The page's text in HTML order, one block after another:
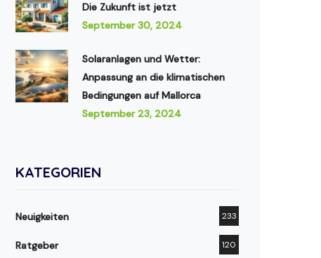
Die Zukunft ist jetzt
September 30, 2024
Solaranlagen und Wetter:
Anpassung an die klimatischen
Bedingungen auf Mallorca
September 23, 2024
KATEGORIEN
Neuigkeiten 233
Ratgeber 120